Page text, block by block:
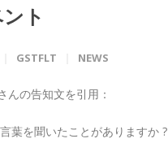
ト
GSTFLT NEWS
んの告知文を引用：
葉を聞いたことがありますか ?